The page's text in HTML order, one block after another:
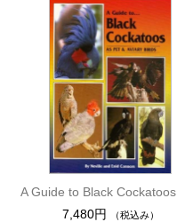
A Guide to Black Cockatoos
7,480円
（税込み）